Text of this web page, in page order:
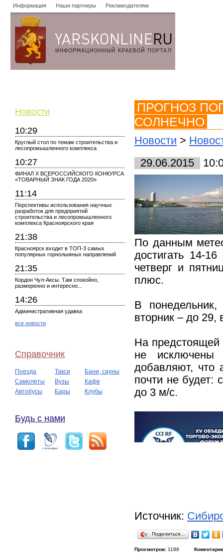
Информация Наши партнеры Рекламодателям
Новости
10:29
Круглый стол по темам строительства и
лесопромышленного комплекса
10:27
ФИНАЛ X ВСЕРОССИЙСКОГО КОНКУРСА
«ТОВАРНЫЙ ЗНАК ГОДА 2020»
11:14
Перспективы использования научных
разработок для предприятий
строительства и лесопромышленного
комплекса Красноярского края
21:38
Красноярск входит в ТОП-3 самых
популярных горнолыжных направлений
21:35
Кордон Чул-Аксы. Там спокойно,
размеренно и интересно...
14:26
Административная удавка
все новости
Справочник
Поезда Такси
Бани, сауны
Самолеты
Вузы
Кафе
Автобусы
Бары Клубы
Будь с нами
ПРОГНОЗ
СОЛНЕЧНО
Новости >
29.06.2015
По данным
достигать 14-
четверг и
плюс.
В
вторник – до 29,
На предстоящей
не исключены
добавляют, что
почти не будет:
до 3 м/c.
Источник:
Поделиться…
Просмотров: 1188